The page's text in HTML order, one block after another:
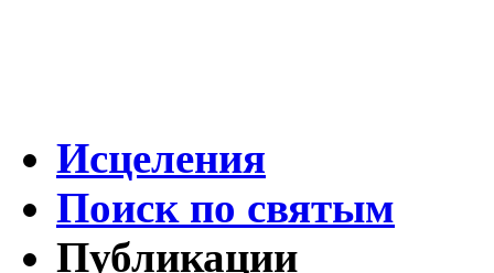
Исцеления
Поиск по святым
Публикации